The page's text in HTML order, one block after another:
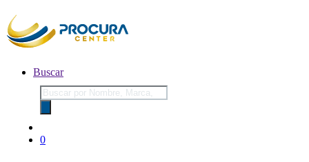
Buscar
Búsqueda
de
productos
0